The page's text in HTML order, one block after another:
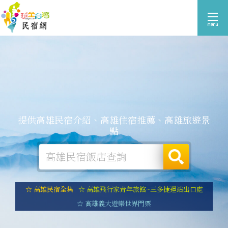
提供高雄民宿介紹、高雄住宿推薦、高雄旅遊景
點
☆ 高雄民宿全集
☆ 高雄飛行家青年旅館~三多捷運站出口處
☆ 高雄義大遊樂世界門票